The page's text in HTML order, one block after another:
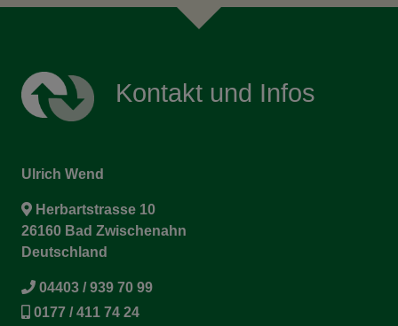
Kontakt und Infos
Ulrich Wend
Herbartstrasse 10
26160 Bad Zwischenahn
Deutschland
04403 / 939 70 99
0177 / 411 74 24